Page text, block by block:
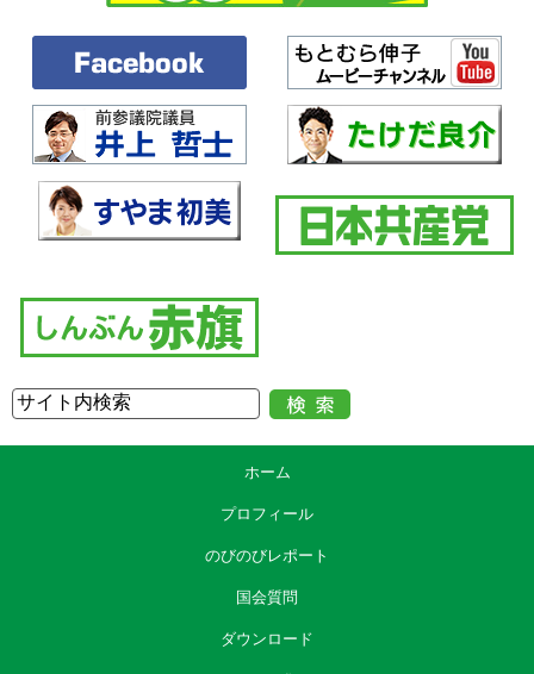
ホーム
プロフィール
のびのびレポート
国会質問
ダウンロード